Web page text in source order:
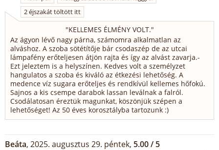
2 éjszakát töltött itt
"KELLEMES ÉLMÉNY VOLT."
Az ágyon lévő nagy párna, számomra alkalmatlan az
alváshoz. A szoba sötétítője bár csodaszép de az utcai
lámpafény erőteljesen átjön rajta és így az alvást zavarja.-
Ezt jeleztem is a helyszínen. Kedves volt a személyzet
hangulatos a szoba és kiváló az étkezési lehetőség. A
medence víz sugara erőteljes és rendkívül kellemes hőfokú.
Sajnos a kis csempe darabok lassan leválnak a falról.
Csodálatosan éreztük magunkat, köszönjük szépen a
lehetőséget! Az 50 éves korosztályba tartozunk :)
Beáta, 2025. augusztus 29. péntek, 5.00 / 5